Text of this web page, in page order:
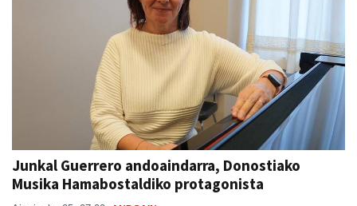
Junkal Guerrero andoaindarra, Donostiako
Musika Hamabostaldiko protagonista